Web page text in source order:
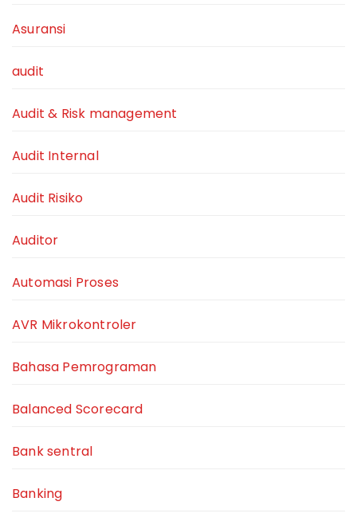
Asuransi
audit
Audit & Risk management
Audit Internal
Audit Risiko
Auditor
Automasi Proses
AVR Mikrokontroler
Bahasa Pemrograman
Balanced Scorecard
Bank sentral
Banking